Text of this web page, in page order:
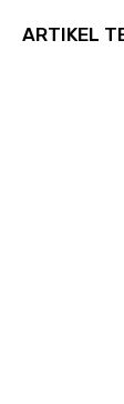
ARTIKEL